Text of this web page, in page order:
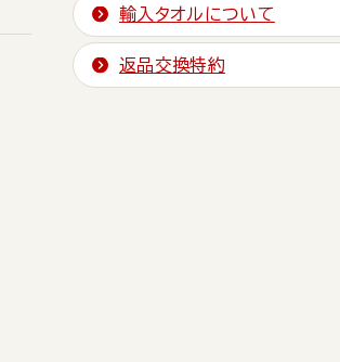
輸入タオルについて
返品交換特約